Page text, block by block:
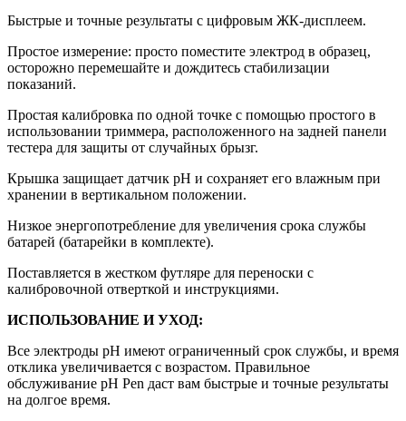
Быстрые и точные результаты с цифровым ЖК-дисплеем.
Простое измерение: просто поместите электрод в образец,
осторожно перемешайте и дождитесь стабилизации
показаний.
Простая калибровка по одной точке с помощью простого в
использовании триммера, расположенного на задней панели
тестера для защиты от случайных брызг.
Крышка защищает датчик pH и сохраняет его влажным при
хранении в вертикальном положении.
Низкое энергопотребление для увеличения срока службы
батарей (батарейки в комплекте).
Поставляется в жестком футляре для переноски с
калибровочной отверткой и инструкциями.
ИСПОЛЬЗОВАНИЕ И УХОД:
Все электроды pH имеют ограниченный срок службы, и время
отклика увеличивается с возрастом. Правильное
обслуживание pH Pen даст вам быстрые и точные результаты
на долгое время.